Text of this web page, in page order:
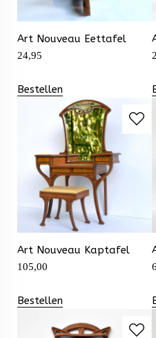
Art Nouveau Eettafel
24,95
Bestellen
Art Nouveau Kaptafel
105,00
Bestellen